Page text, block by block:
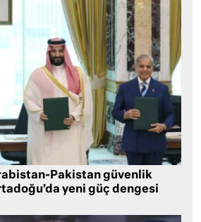
Pakistan güvenlik
yeni güç dengesi